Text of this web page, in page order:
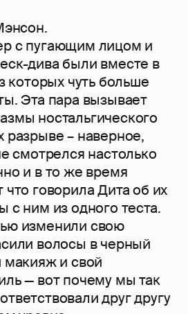
с пугающим лицом и
дива были вместе в
которых чуть больше
Эта пара вызывает
ностальгического
разрыве – наверное,
смотрелся настолько
и в то же время
говорила Дита об их
с ним из одного теста.
изменили свою
волосы в черный
макияж и свой
— вот почему мы так
друг другу